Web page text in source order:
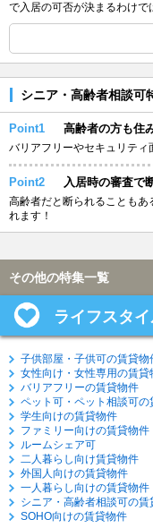
で入居の可否が決まるわけで
シニア・高齢者相談可
Point1 高齢者の方も住
バリアフリーやセキュリテ
Point2 入居時の審査で
高齢者だと断られることもあ
れます！
その他の特集一覧
ライフスタ
子供部屋・子供可の賃貸物
女性向け・女性専用の賃貸
バリアフリーの賃貸物件
ペット可・ペット相談可の
学生向けの賃貸物件
ファミリー向けの賃貸物件
ルームシェア可
二人暮らし向け賃貸物件
外国人向けの賃貸物件
一人暮らし向けの賃貸物件
シニア・高齢者相談可の賃
SOHO向けの賃貸物件